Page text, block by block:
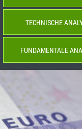
TECHNISCHE
FUNDAMENTALE